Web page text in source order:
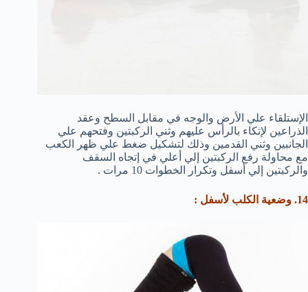
الإستلقاء علي الأرض والوجه في مقابل السطح وعقد
الذراعين لإتكاء بالرأس عليهم وثني الركبتين وفتحهم علي
الجانبين وثني القدمين وذلك لتشكيل ضغط علي ظهر الكعب
مع محاولة رفع الركبتين إلي أعلي في إتجاه السقف
والركبتين إلي أسفل وتكرار الخطوات 10 مرات .
14. وضعية الكلب لأسفل :